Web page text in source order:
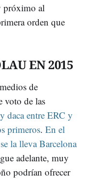
próximo al
orden que
EN 2015
de
voto de las
daca entre ERC y
primeros. En el
la lleva Barcelona
adelante, muy
podrían ofrecer